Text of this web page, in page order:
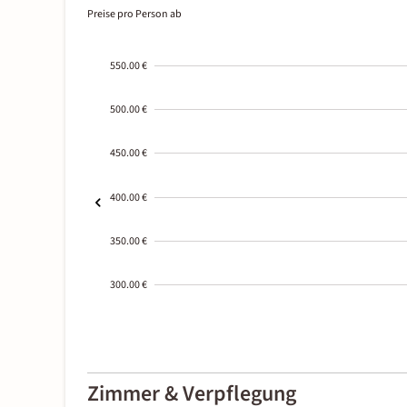
Preise pro Person ab
550.00 €
500.00 €
450.00 €
400.00 €
350.00 €
300.00 €
01-02
Zimmer & Verpflegung